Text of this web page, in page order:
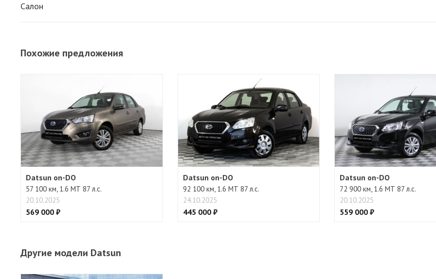
Салон
Регулировка руля
Похожие предложения
Datsun on-DO
57 100 км, 1.6 МТ 87 л.с.
20.10.2025
569 000 ₽
Datsun on-DO
92 100 км, 1.6 МТ 87 л.с.
24.10.2025
445 000 ₽
Datsun on-DO
72 900 км, 1.6 МТ 87 л.с.
20.10.2025
559 000 ₽
Другие модели Datsun